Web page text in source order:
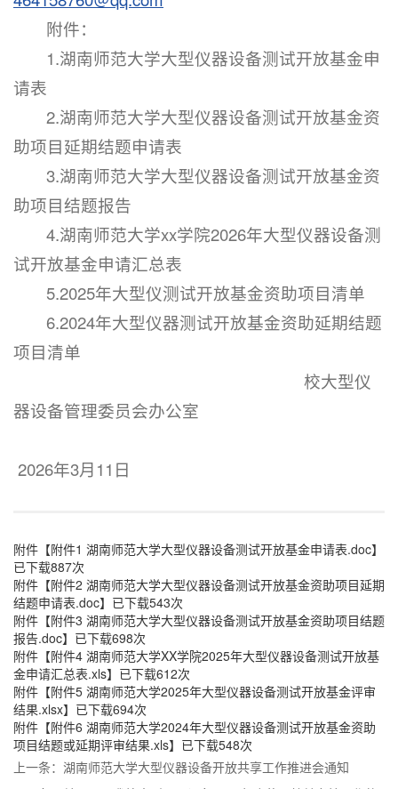
附件：
1.湖南师范大学大型仪器设备测试开放基金申
请表
2.湖南师范大学大型仪器设备测试开放基金资
助项目延期结题申请表
3.湖南师范大学大型仪器设备测试开放基金资
助项目结题报告
4.湖南师范大学xx学院2026年大型仪器设备测
试开放基金申请汇总表
5.2025年大型仪测试开放基金资助项目清单
6.2024年大型仪器测试开放基金资助延期结题
项目清单
校大型仪
器设备管理委员会办公室
2026年3月11日
附件【附件1 湖南师范大学大型仪器设备测试开放基金申请表.doc】
已下载887次
附件【附件2 湖南师范大学大型仪器设备测试开放基金资助项目延期
结题申请表.doc】已下载543次
附件【附件3 湖南师范大学大型仪器设备测试开放基金资助项目结题
报告.doc】已下载698次
附件【附件4 湖南师范大学XX学院2025年大型仪器设备测试开放基
金申请汇总表.xls】已下载612次
附件【附件5 湖南师范大学2025年大型仪器设备测试开放基金评审
结果.xlsx】已下载694次
附件【附件6 湖南师范大学2024年大型仪器设备测试开放基金资助
项目结题或延期评审结果.xls】已下载548次
上一条： 湖南师范大学大型仪器设备开放共享工作推进会通知